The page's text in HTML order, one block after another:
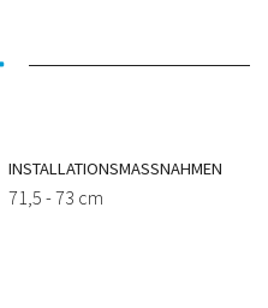
INSTALLATIONSMASSNAHMEN
71,5 - 73 cm